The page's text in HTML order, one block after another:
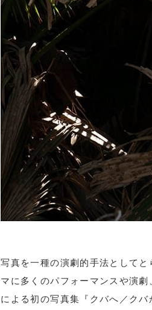
写真を一種の演劇的手法として
マに多くのパフォーマンスや演
による初の写真集『クバへ／クバ